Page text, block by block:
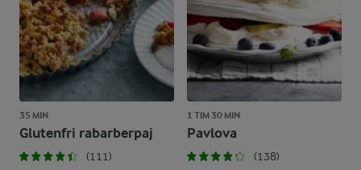
35 MIN
Glutenfri rabarberpaj
(111)
1 TIM 30 MIN
Pavlova
(138)